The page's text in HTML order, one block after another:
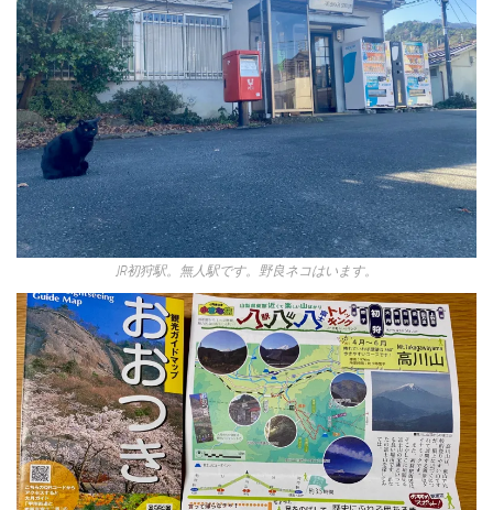
JR初狩駅。無人駅です。野良ネコはいます。